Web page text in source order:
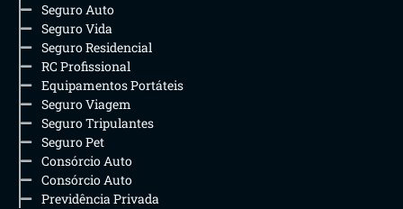
Seguro Auto
Seguro Vida
Seguro Residencial
RC Profissional
Equipamentos Portáteis
Seguro Viagem
Seguro Tripulantes
Seguro Pet
Consórcio Auto
Consórcio Auto
Previdência Privada